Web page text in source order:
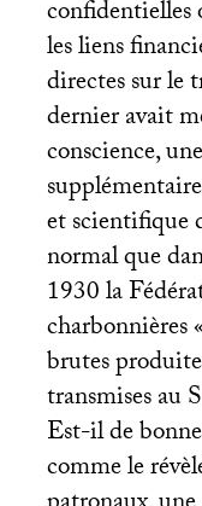
confidentielles
les liens
directes sur le
dernier avait
conscience,
et scientifique
normal que
1930 la
charbonnières «
brutes
transmises au
Est-il de
comme le